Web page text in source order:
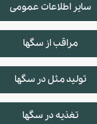
سایر اطلاعات عمومی
مراقب از سگها
تولید مثل در سگها
تغذیه در سگها